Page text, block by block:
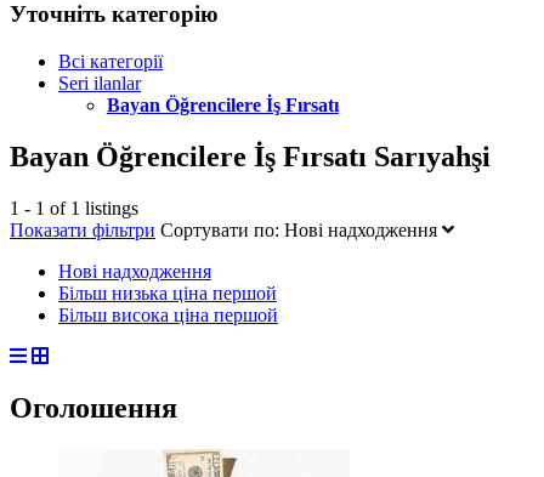
Уточніть категорію
Всі категорії
Seri ilanlar
Bayan Öğrencilere İş Fırsatı
Bayan Öğrencilere İş Fırsatı Sarıyahşi
1 - 1 of 1 listings
Показати фільтри Сортувати по: Нові надходження
Нові надходження
Більш низька ціна першой
Більш висока ціна першой
Оголошення